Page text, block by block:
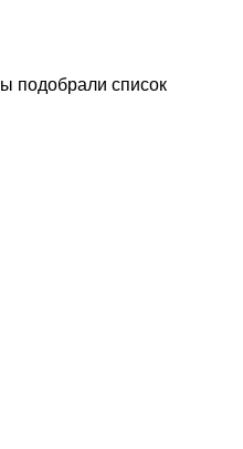
подобрали список